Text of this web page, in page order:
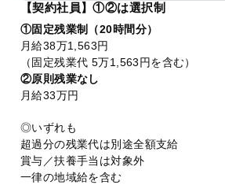
【契約社員】①②は選択制
①固定残業制（20時間分）
月給38万1,563円
（固定残業代 5万1,563円を含む）
②原則残業なし
月給33万円
◎いずれも
超過分の残業代は別途全額支給
賞与／扶養手当は対象外
一律の地域給を含む